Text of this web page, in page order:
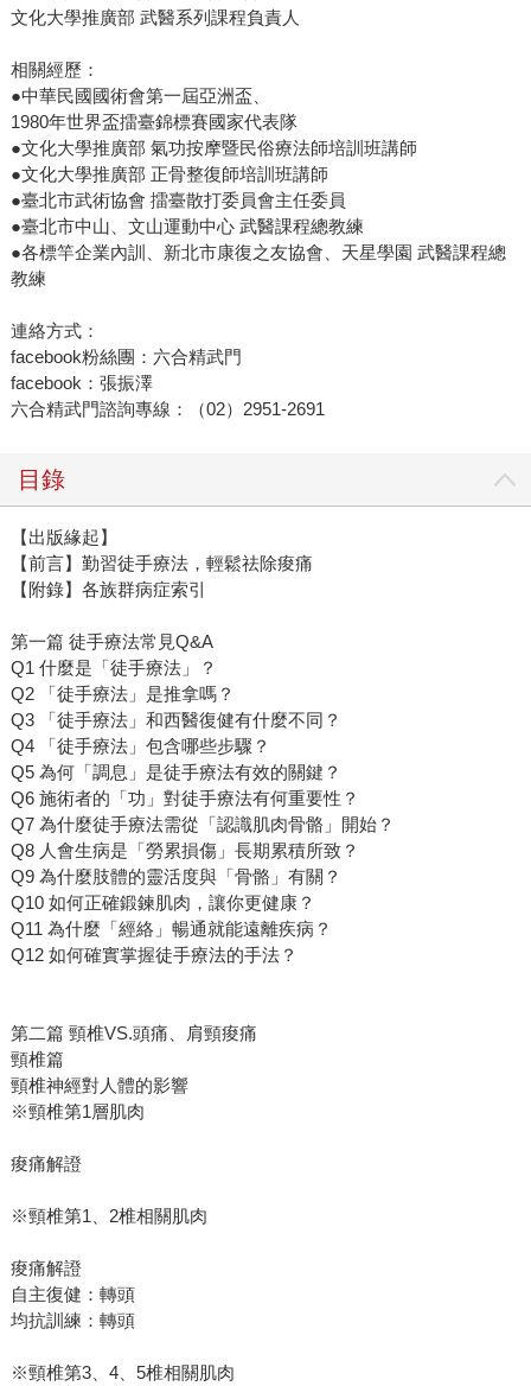
文化大學推廣部 武醫系列課程負責人
相關經歷：
●中華民國國術會第一屆亞洲盃、
1980年世界盃擂臺錦標賽國家代表隊
●文化大學推廣部 氣功按摩暨民俗療法師培訓班講師
●文化大學推廣部 正骨整復師培訓班講師
●臺北市武術協會 擂臺散打委員會主任委員
●臺北市中山、文山運動中心 武醫課程總教練
●各標竿企業內訓、新北市康復之友協會、天星學園 武醫課程總
教練
連絡方式：
facebook粉絲團：六合精武門
facebook：張振澤
六合精武門諮詢專線：（02）2951-2691
目錄
【出版緣起】
【前言】勤習徒手療法，輕鬆祛除痠痛
【附錄】各族群病症索引
第一篇 徒手療法常見Q&A
Q1 什麼是「徒手療法」？
Q2 「徒手療法」是推拿嗎？
Q3 「徒手療法」和西醫復健有什麼不同？
Q4 「徒手療法」包含哪些步驟？
Q5 為何「調息」是徒手療法有效的關鍵？
Q6 施術者的「功」對徒手療法有何重要性？
Q7 為什麼徒手療法需從「認識肌肉骨骼」開始？
Q8 人會生病是「勞累損傷」長期累積所致？
Q9 為什麼肢體的靈活度與「骨骼」有關？
Q10 如何正確鍛鍊肌肉，讓你更健康？
Q11 為什麼「經絡」暢通就能遠離疾病？
Q12 如何確實掌握徒手療法的手法？
第二篇 頸椎VS.頭痛、肩頸痠痛
頸椎篇
頸椎神經對人體的影響
※頸椎第1層肌肉
痠痛解證
※頸椎第1、2椎相關肌肉
痠痛解證
自主復健：轉頭
均抗訓練：轉頭
※頸椎第3、4、5椎相關肌肉